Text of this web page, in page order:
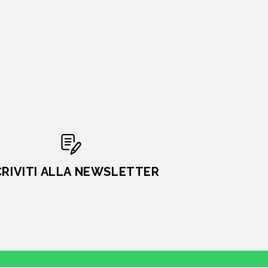
ALLA NEWSLETTER